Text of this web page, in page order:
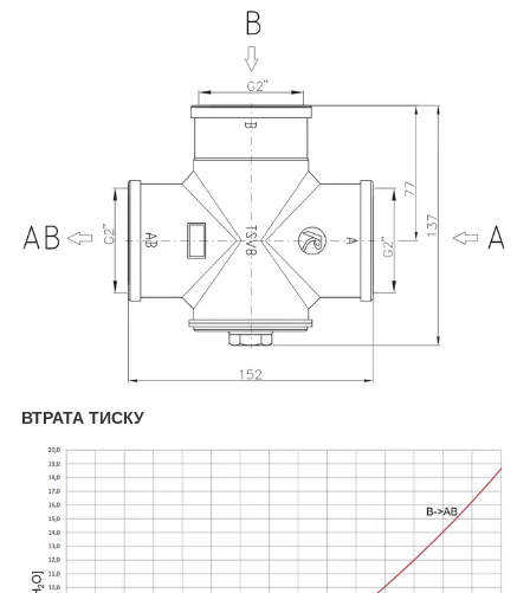
ВТРАТА ТИСКУ